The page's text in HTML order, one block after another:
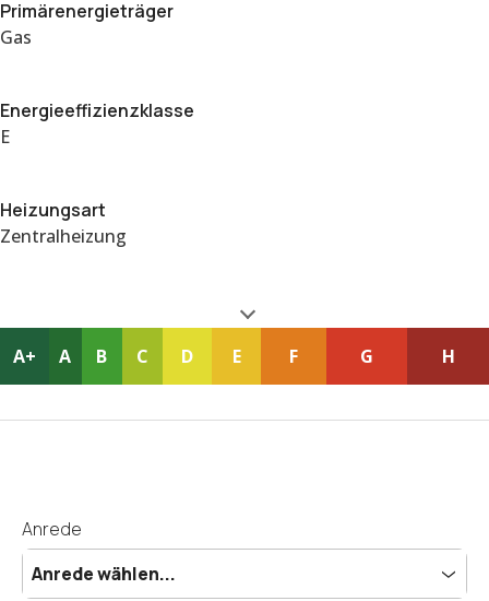
Primärenergieträger
Gas
Energieeffizienzklasse
E
Heizungsart
Zentralheizung
A+ A B C D E F G H
Anrede
Anrede wählen...